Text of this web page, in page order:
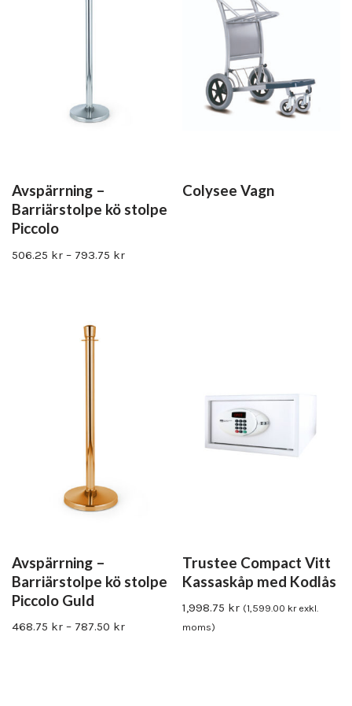
Avspärrning –
Barriärstolpe kö stolpe
Piccolo
506.25 kr – 793.75 kr
Colysee Vagn
Avspärrning –
Barriärstolpe kö stolpe
Piccolo Guld
468.75 kr – 787.50 kr
Trustee Compact Vitt
Kassaskåp med Kodlås
1,998.75 kr (1,599.00 krexkl.
moms)